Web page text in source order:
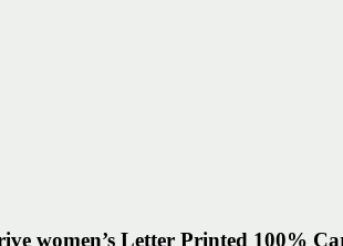
women’s Letter Printed 100%